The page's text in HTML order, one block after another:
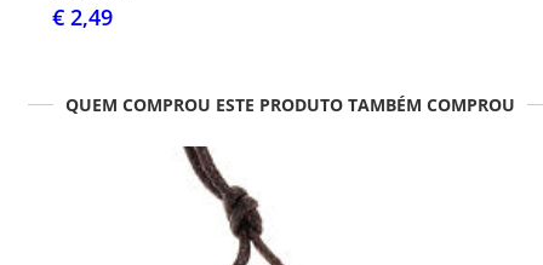
€ 2,49
QUEM COMPROU ESTE PRODUTO TAMBÉM COMPROU